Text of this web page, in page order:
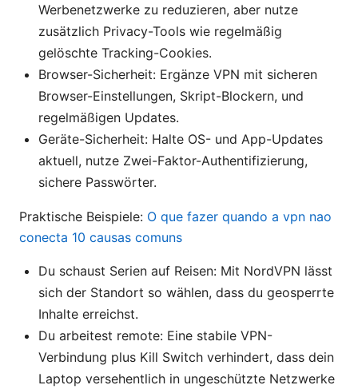
Werbenetzwerke zu reduzieren, aber nutze
zusätzlich Privacy-Tools wie regelmäßig
gelöschte Tracking-Cookies.
Browser-Sicherheit: Ergänze VPN mit sicheren
Browser-Einstellungen, Skript-Blockern, und
regelmäßigen Updates.
Geräte-Sicherheit: Halte OS- und App-Updates
aktuell, nutze Zwei-Faktor-Authentifizierung,
sichere Passwörter.
Praktische Beispiele: O que fazer quando a vpn nao
conecta 10 causas comuns
Du schaust Serien auf Reisen: Mit NordVPN lässt
sich der Standort so wählen, dass du geosperrte
Inhalte erreichst.
Du arbeitest remote: Eine stabile VPN-
Verbindung plus Kill Switch verhindert, dass dein
Laptop versehentlich in ungeschützte Netzwerke